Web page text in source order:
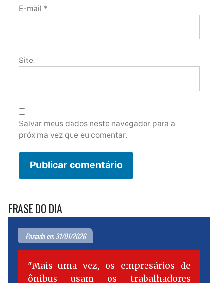
E-mail *
Site
Salvar meus dados neste navegador para a
próxima vez que eu comentar.
FRASE DO DIA
Postado em 31/01/2026
Mais uma vez, os empresários de
ônibus usam os trabalhadores